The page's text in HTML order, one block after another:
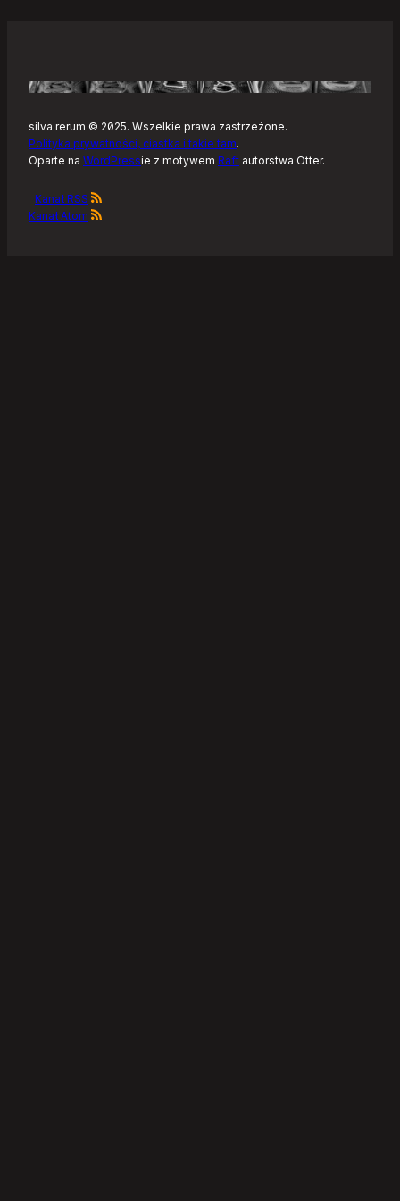
silva rerum © 2025. Wszelkie prawa zastrzeżone.
Polityka prywatności, ciastka i takie tam.
Oparte na WordPressie z motywem Raft autorstwa Otter.
Kanał RSS
Kanał Atom